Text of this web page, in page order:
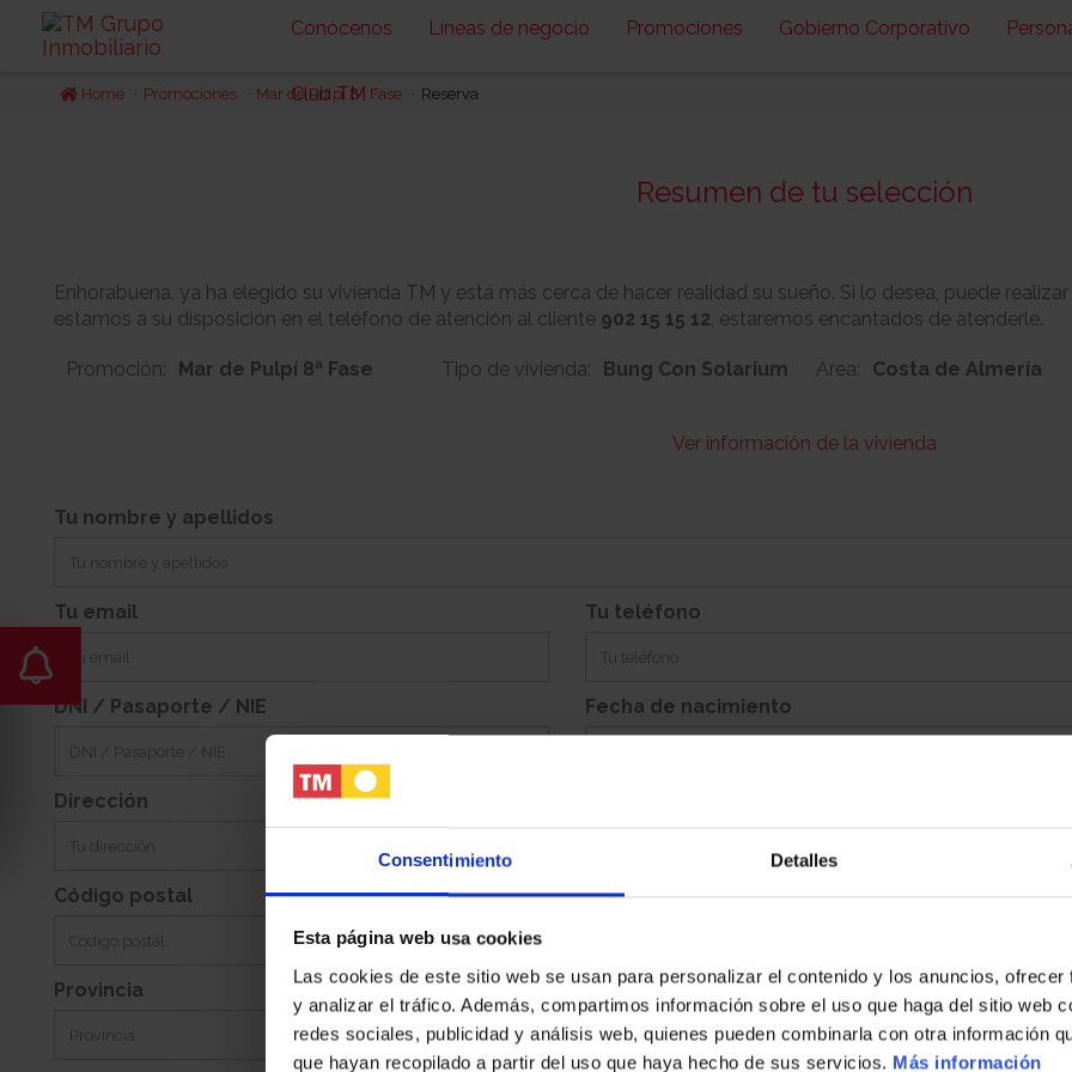
Consentimiento Detalles
Esta página web usa cookies
Las cookies de este sitio web se usan para personalizar el contenido y los anuncios,
y analizar el tráfico. Además, compartimos información sobre el uso que haga del sitio web
redes sociales, publicidad y análisis web, quienes pueden combinarla con otra información
que hayan recopilado a partir del uso que haya hecho de sus servicios. Más información
Conócenos Líneas de negocio Promociones Gobierno Corporativo
Club TM
Home Promociones Mar de Pulpí 8ª Fase Reserva
Resumen de tu selección
Enhorabuena, ya ha elegido su vivienda TM y está más cerca de hacer realidad su sueño. Si lo desea, puede
estamos a su disposición en el teléfono de atención al cliente 902 15 15 12, estaremos encantados de atenderle.
Promoción: Mar de Pulpí 8ª Fase Tipo de vivienda: Bung Con Solarium Área: Costa de Almería
Ver información de la vivienda
7
Jardin: -
Tu nombre y apellidos
Tu email Tu teléfono
DNI / Pasaporte / NIE Fecha de nacimiento
Dirección
Código postal Población
Provincia País